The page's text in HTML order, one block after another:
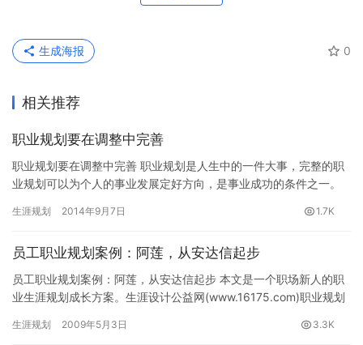
0
生成海报
相关推荐
职业规划要在调整中完善
职业规划要在调整中完善 职业规划是人生中的一件大事，完整的职
业规划可以为个人的事业发展定好方向，是事业成功的条件之一。
问题…
生涯规划 2014年9月7日 1.7K
员工职业规划案例：阿莲，从安达信起步
员工职业规划案例：阿莲，从安达信起步 本文是一个职场新人的职
业生涯规划成长方案。生涯设计公益网(www.16175.com)职业规划
生涯规划 2009年5月3日 3.3K